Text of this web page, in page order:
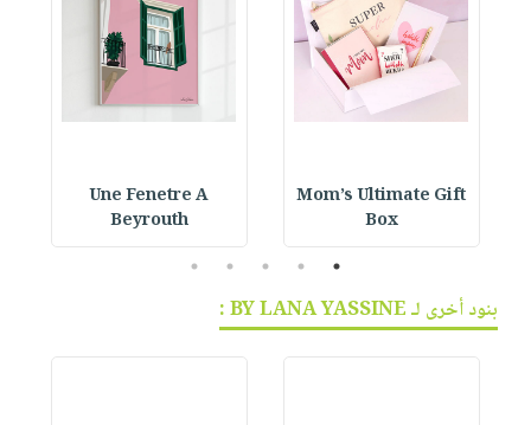
Mom’s Ultimate Gift
Box
Une Fenetre A
Beyrouth
1
2
3
4
5
بنود أخرى لـ BY LANA YASSINE :